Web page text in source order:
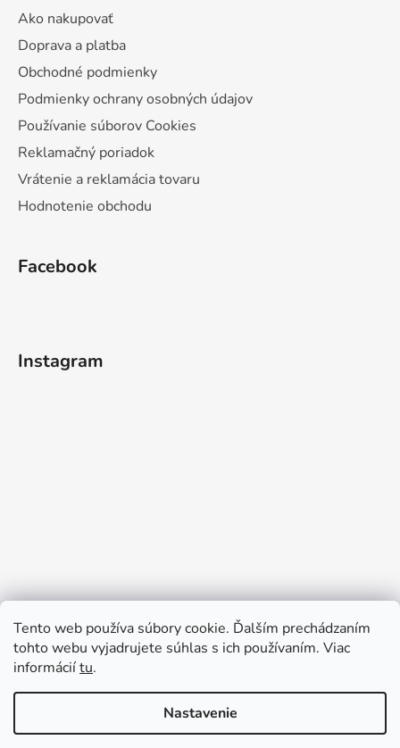
Tento web používa súbory cookie. Ďalším prechádzaním
tohto webu vyjadrujete súhlas s ich používaním. Viac
informáciítu.
Nastavenie
Ako nakupovať
Doprava a platba
Obchodné podmienky
Podmienky ochrany osobných údajov
Používanie súborov Cookies
Reklamačný poriadok
Vrátenie a reklamácia tovaru
Hodnotenie obchodu
Facebook
Instagram